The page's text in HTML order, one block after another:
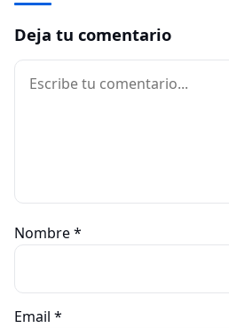
Deja tu comentario
Comentario
Nombre*
Email *